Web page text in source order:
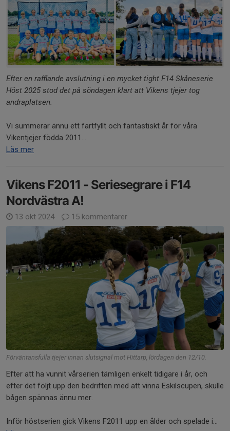
Efter en rafflande avslutning i en mycket tight F14 Skåneserie
Höst 2025 stod det på söndagen klart att Vikens tjejer tog
andraplatsen.
Vi summerar ännu ett fartfyllt och fantastiskt år för våra
Vikentjejer födda 2011....
Läs mer
Vikens F2011 - Seriesegrare i F14
Nordvästra A!
13 okt 2024 15 kommentarer
Förväntansfulla tjejer innan slutsignal mot Hittarp, lördagen den 12/10.
Efter att ha vunnit vårserien tämligen enkelt tidigare i år, och
efter det följt upp den bedriften med att vinna Eskilscupen, skulle
bågen spännas ännu mer.
Inför höstserien gick Vikens F2011 upp en ålder och spelade i...